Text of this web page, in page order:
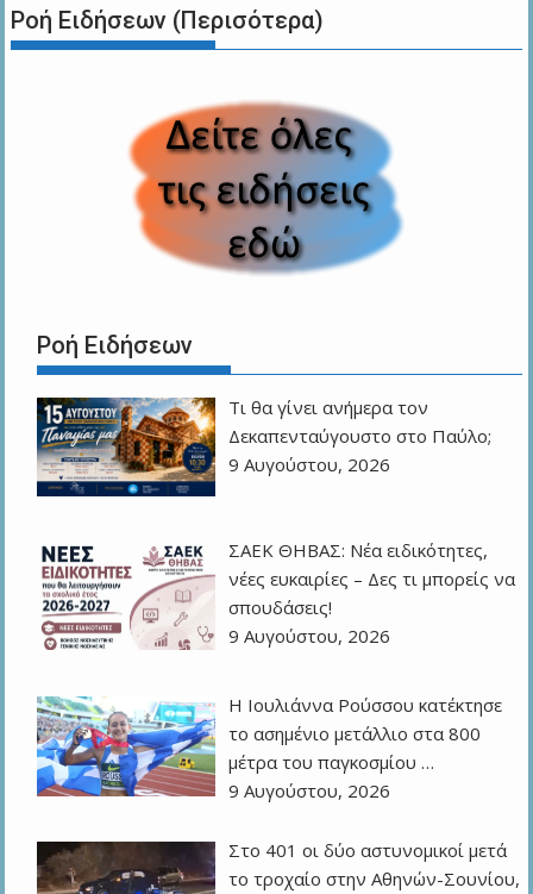
Ροή Ειδήσεων (Περισότερα)
Ροή Ειδήσεων
Τι θα γίνει ανήμερα τον
Δεκαπενταύγουστο στο Παύλο;
9 Αυγούστου, 2026
ΣΑΕΚ ΘΗΒΑΣ: Νέα ειδικότητες,
νέες ευκαιρίες – Δες τι μπορείς να
σπουδάσεις!
9 Αυγούστου, 2026
Η Ιουλιάννα Ρούσσου κατέκτησε
το ασημένιο μετάλλιο στα 800
μέτρα του παγκοσμίου …
9 Αυγούστου, 2026
Στο 401 οι δύο αστυνομικοί μετά
το τροχαίο στην Αθηνών-Σουνίου,